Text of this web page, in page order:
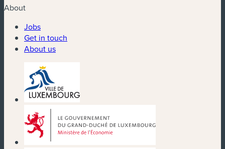
About
Jobs
Get in touch
About us